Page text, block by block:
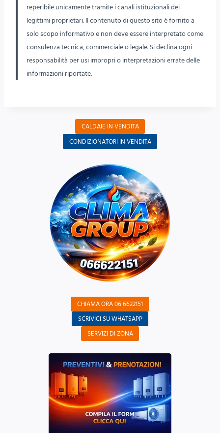
reperibile unicamente tramite i canali istituzionali dei
legittimi proprietari. Il contenuto di questo sito è fornito a
solo scopo informativo e non deve essere interpretato come
consulenza tecnica, commerciale o legale. Si declina ogni
responsabilità per usi impropri o interpretazioni errate delle
informazioni riportate.
CALDAIE IN VENDITA
CONDIZIONATORI IN VENDITA
CHIAMA ORA 06 6622151
SCRIVICI SU WHATSAPP
SERVIZI DI ZONA